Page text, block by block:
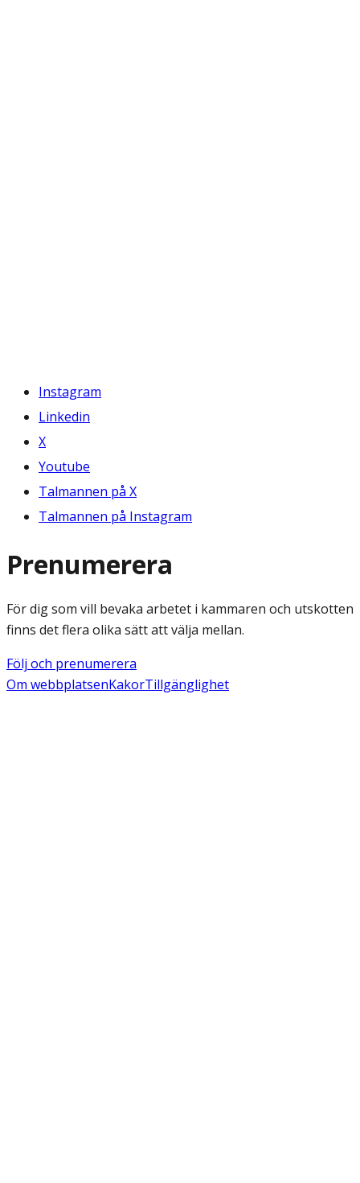
Instagram
Linkedin
X
Youtube
Talmannen på X
Talmannen på Instagram
Prenumerera
För dig som vill bevaka arbetet i kammaren och utskotten
finns det flera olika sätt att välja mellan.
Följ och prenumerera
Om webbplatsenKakorTillgänglighet